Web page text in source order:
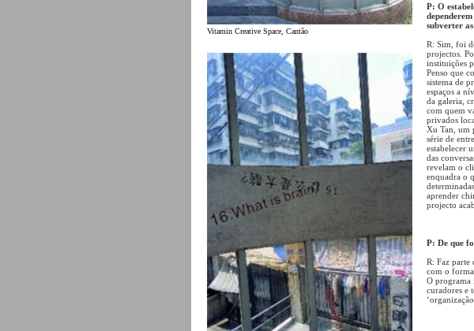
Vitamin Creative Space, Cantão
P: O
subverter
R: Sim, foi
projectos.
instituições
Penso que
sistema de
espaços a
da galeria,
com quem
privados
Xu Tan, um
série de
estabelecer
das
revelam o
enquadra o
aprender
projecto
P: De que
R: Faz parte
com o
O programa
curadores e